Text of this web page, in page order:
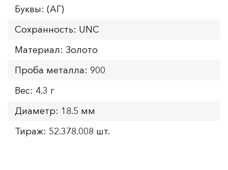
Буквы: (АГ)
Сохранность: UNC
Материал: Золото
Проба металла: 900
Вес: 4.3 г
Диаметр: 18.5 мм
Тираж: 52.378.008 шт.